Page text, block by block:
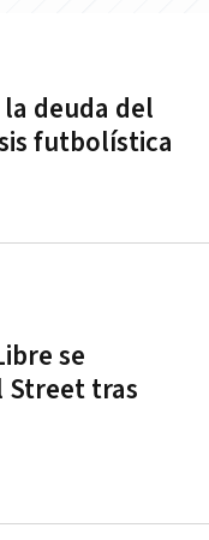
deuda del
futbolística
se
Street tras